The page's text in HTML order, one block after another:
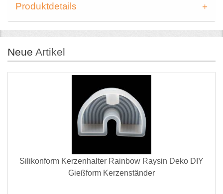
Produktdetails
Neue Artikel
Silikonform Kerzenhalter Rainbow Raysin Deko DIY
Gießform Kerzenständer